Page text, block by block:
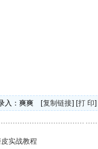
入：爽爽 [复制链接] [打 印]
实战教程